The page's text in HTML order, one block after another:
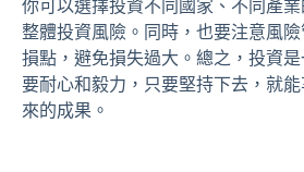
你可以選擇投資不同國家、不同產
整體投資風險。同時，也要注意風
損點，避免損失過大。總之，投資
要耐心和毅力，只要堅持下去，就
來的成果。